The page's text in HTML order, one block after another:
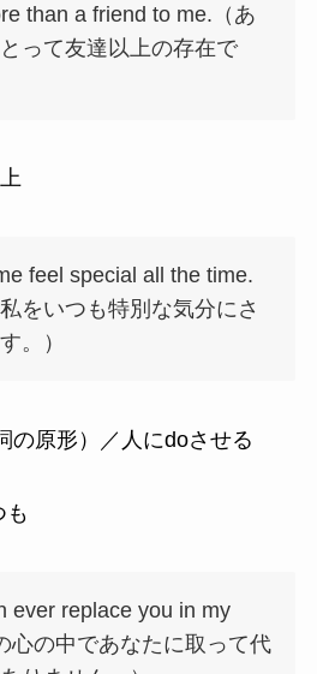
than a friend to me.（あ
って友達以上の存在で
feel special all the time.
私をいつも特別な気分にさ
。）
の原形）／人にdoさせる
も
ever replace you in my
心の中であなたに取って代